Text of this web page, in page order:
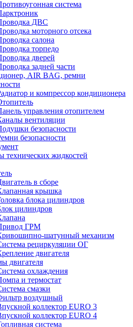
система
ДВС
моторного отсека
салона
торпедо
дверей
задней части
AIR BAG, ремни
и компрессор кондиционера
управления отопителем
вентиляции
безопасности
безопасности
технических жидкостей
в сборе
крышка
блока цилиндров
цилиндров
ГРМ
шатунный механизм
рециркуляции ОГ
двигателя
двигателя
охлаждения
и термостат
смазки
воздушный
коллектор EURO 3
коллектор EURO 4
система